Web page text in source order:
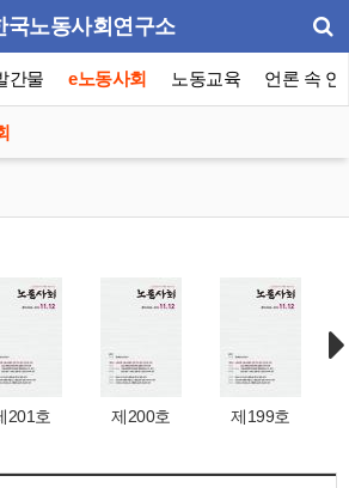
국노동사회연구소
간물 e노동사회 노동교육 언론 속 연
201호 제200호 제199호